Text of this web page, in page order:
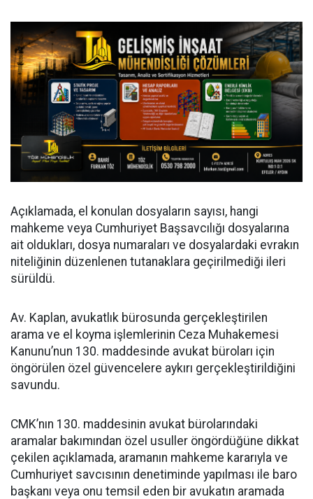
Açıklamada, el konulan dosyaların sayısı, hangi
mahkeme veya Cumhuriyet Başsavcılığı dosyalarına
ait oldukları, dosya numaraları ve dosyalardaki evrakın
niteliğinin düzenlenen tutanaklara geçirilmediği ileri
sürüldü.
Av. Kaplan, avukatlık bürosunda gerçekleştirilen
arama ve el koyma işlemlerinin Ceza Muhakemesi
Kanunu’nun 130. maddesinde avukat büroları için
öngörülen özel güvencelere aykırı gerçekleştirildiğini
savundu.
CMK’nın 130. maddesinin avukat bürolarındaki
aramalar bakımından özel usuller öngördüğüne dikkat
çekilen açıklamada, aramanın mahkeme kararıyla ve
Cumhuriyet savcısının denetiminde yapılması ile baro
başkanı veya onu temsil eden bir avukatın aramada